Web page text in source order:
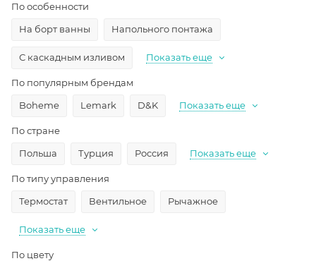
По особенности
На борт ванны
Напольного понтажа
С каскадным изливом Показать еще
По популярным брендам
Boheme
Lemark D&K Показать еще
По стране
Польша
Турция Россия Показать еще
По типу управления
Термостат
Вентильное Рычажное
Показать еще
По цвету